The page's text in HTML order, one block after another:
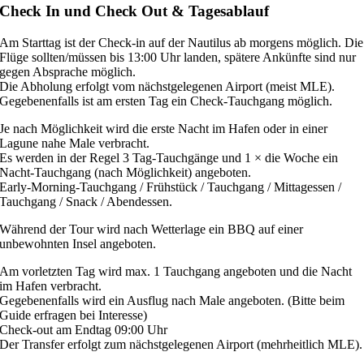
Check In und Check Out & Tagesablauf
Am Starttag ist der Check-in auf der Nautilus ab morgens möglich. Die
Flüge sollten/müssen bis 13:00 Uhr landen, spätere Ankünfte sind nur
gegen Absprache möglich.
Die Abholung erfolgt vom nächstgelegenen Airport (meist MLE).
Gegebenenfalls ist am ersten Tag ein Check-Tauchgang möglich.
Je nach Möglichkeit wird die erste Nacht im Hafen oder in einer
Lagune nahe Male verbracht.
Es werden in der Regel 3 Tag-Tauchgänge und 1 × die Woche ein
Nacht-Tauchgang (nach Möglichkeit) angeboten.
Early-Morning-Tauchgang / Frühstück / Tauchgang / Mittagessen /
Tauchgang / Snack / Abendessen.
Während der Tour wird nach Wetterlage ein BBQ auf einer
unbewohnten Insel angeboten.
Am vorletzten Tag wird max. 1 Tauchgang angeboten und die Nacht
im Hafen verbracht.
Gegebenenfalls wird ein Ausflug nach Male angeboten. (Bitte beim
Guide erfragen bei Interesse)
Check-out am Endtag 09:00 Uhr
Der Transfer erfolgt zum nächstgelegenen Airport (mehrheitlich MLE).